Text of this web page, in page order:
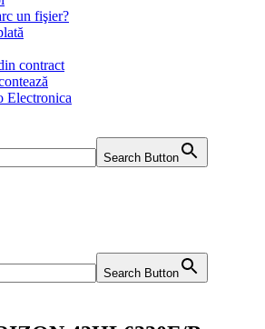
un fişier?
contract
Electronica
Search Button
Search Button